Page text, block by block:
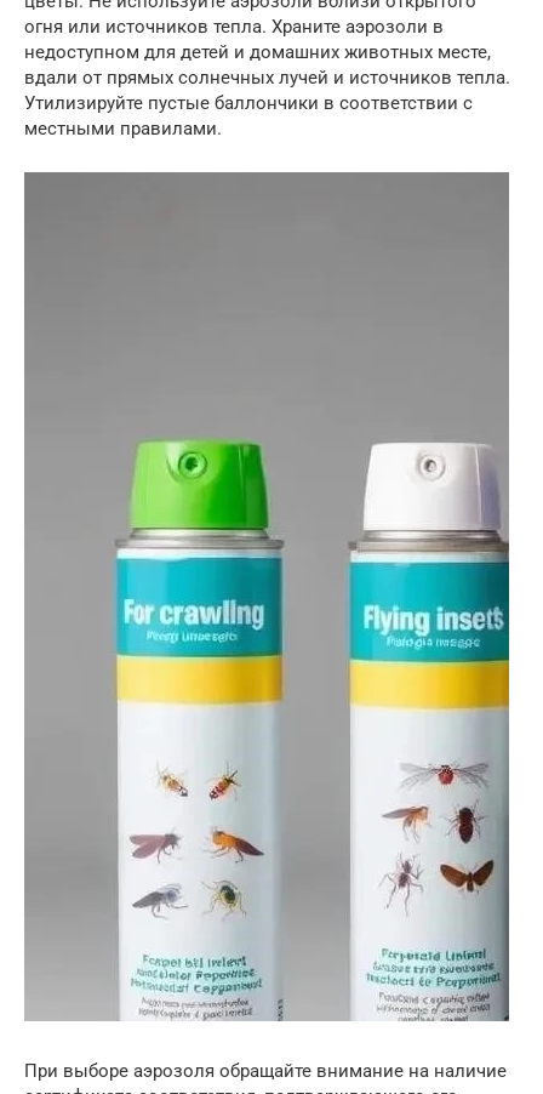
огня или источников тепла. Храните аэрозоли в
недоступном для детей и домашних животных месте,
вдали от прямых солнечных лучей и источников тепла.
Утилизируйте пустые баллончики в соответствии с
местными правилами.
При выборе аэрозоля обращайте внимание на наличие